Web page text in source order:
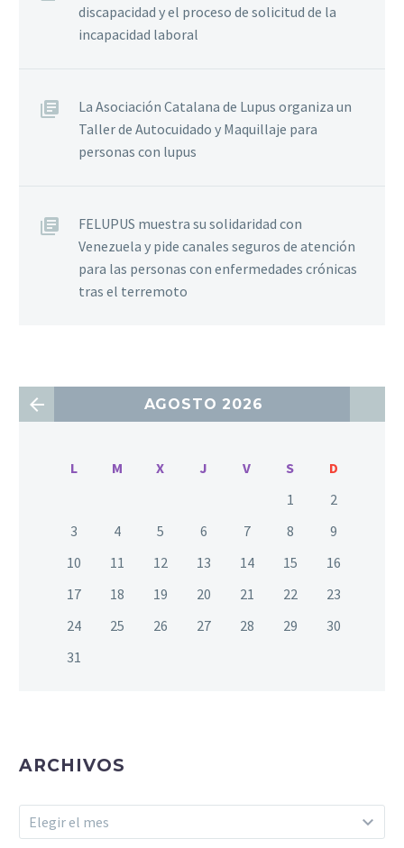
discapacidad y el proceso de solicitud de la
incapacidad laboral
La Asociación Catalana de Lupus organiza un
Taller de Autocuidado y Maquillaje para
personas con lupus
FELUPUS muestra su solidaridad con
Venezuela y pide canales seguros de atención
para las personas con enfermedades crónicas
tras el terremoto
AGOSTO 2026
L M X J V S
D
1
2
3
4 5 6 7 8
9
10
11 12 13 14 15
16
17
18 19 20 21 22
23
24
25 26 27 28 29
30
31
ARCHIVOS
Archivos
Elegir el mes